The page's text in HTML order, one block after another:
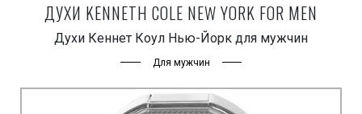
ДУХИ KENNETH COLE NEW YORK FOR MEN
Духи Кеннет Коул Нью-Йорк для мужчин
Для мужчин